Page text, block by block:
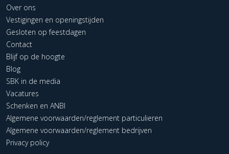
Over ons
Vestigingen en openingstijden
Gesloten op feestdagen
Contact
Blijf op de hoogte
Blog
SBK in de media
Vacatures
Schenken en ANBI
Algemene voorwaarden/reglement particulieren
Algemene voorwaarden/reglement bedrijven
Privacy policy